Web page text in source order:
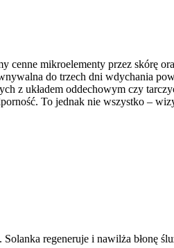
mikroelementy przez skórę
do trzech dni wdychania
z układem oddechowym czy
To jednak nie wszystko –
regeneruje i nawilża błonę